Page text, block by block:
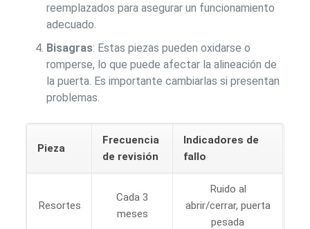
reemplazados para asegurar un funcionamiento
adecuado.
Bisagras: Estas piezas pueden oxidarse o
romperse, lo que puede afectar la alineación de
la puerta. Es importante cambiarlas si presentan
problemas.
Pieza
Frecuencia
de revisión
Indicadores de
fallo
Resortes
Cada 3
meses
Ruido al
abrir/cerrar, puerta
pesada